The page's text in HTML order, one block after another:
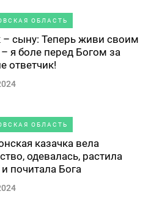
ОБЛАСТЬ
– сыну: Теперь живи своим
я боле перед Богом за
ответчик!
ОБЛАСТЬ
казачка вела
одевалась, растила
и почитала Бога